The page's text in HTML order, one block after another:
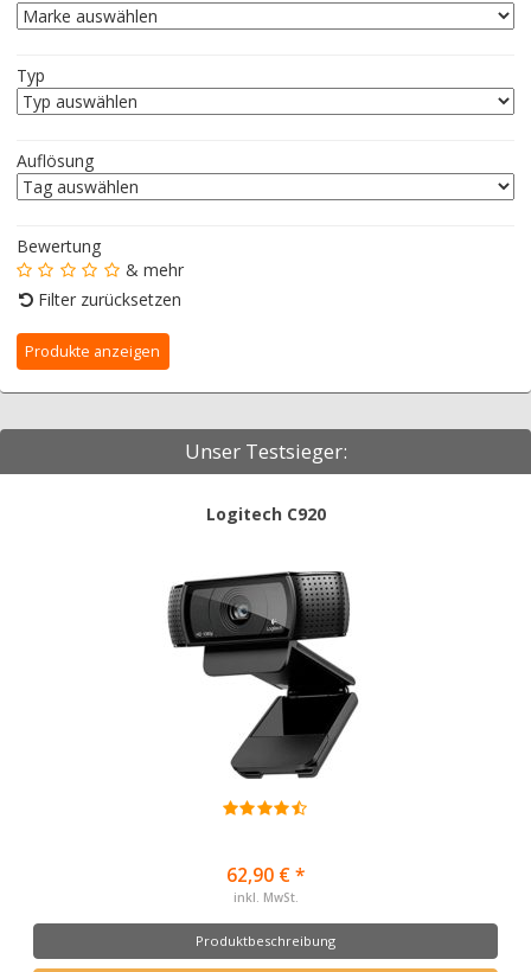
Typ
Auflösung
Bewertung
& mehr
Filter zurücksetzen
Unser Testsieger:
Logitech C920
62,90 € *
inkl. MwSt.
Produktbeschreibung